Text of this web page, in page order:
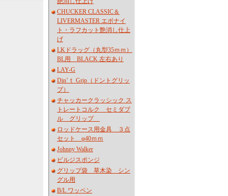
CHUCKER CLASSIC＆
LIVERMASTER エボナイ
ト・ラフカット艶消し仕上
げ
LKドラッグ（丸型35ｍｍ）
BL用 BLACK 左右あり
LAY-G
Din’ｔ Grip（ドントグリッ
プ）
チャッカークラッシック ス
トレートコルク セミダブ
ル グリップ
ロッドケース用金具 ３点
セット φ40ｍｍ
Johnny Walker
ビルジスポンジ
グリップ袋 草木染 シン
グル用
B/L ワッペン